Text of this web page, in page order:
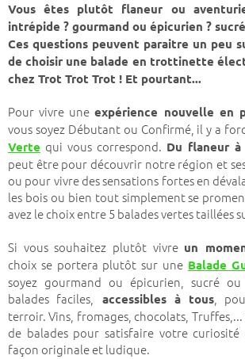
Vous êtes plutôt flaneur ou
intrépide ? gourmand ou épicurien ?
Ces questions peuvent paraitre un peu
de choisir une balade en trottinette
chez Trot Trot Trot ! Et pourtant...
Pour vivre uneexpérience nouvelle en
vous soyez Débutant ou Confirmé, il y a
Verte qui vous correspond. Du flaneur
peut être pour découvrir notre région et
ou pour vivre des sensations fortes en
les bois ou bien tout simplement se
avez le choix entre 5 balades vertes taillées
Si vous souhaitez plutôt vivre un
choix se portera plutôt sur une Balade
soyez gourmand ou épicurien, sucré
balades faciles, accessibles à tous,
terroir. Vins, fromages, chocolats,
de balades pour satisfaire votre
façon originale et ludique.